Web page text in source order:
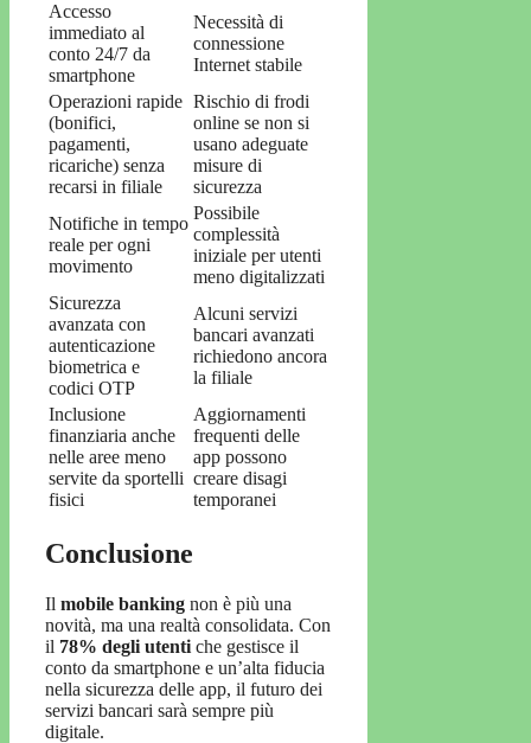
Accesso
immediato al
conto 24/7 da
smartphone
Necessità di
connessione
Internet stabile
Operazioni rapide
(bonifici,
pagamenti,
ricariche) senza
recarsi in filiale
Rischio di frodi
online se non si
usano adeguate
misure di
sicurezza
Notifiche in tempo
reale per ogni
movimento
Possibile
complessità
iniziale per utenti
meno digitalizzati
Sicurezza
avanzata con
autenticazione
biometrica e
codici OTP
Alcuni servizi
bancari avanzati
richiedono ancora
la filiale
Inclusione
finanziaria anche
nelle aree meno
servite da sportelli
fisici
Aggiornamenti
frequenti delle
app possono
creare disagi
temporanei
Conclusione
Il mobile banking non è più una
novità, ma una realtà consolidata. Con
il 78% degli utenti che gestisce il
conto da smartphone e un’alta fiducia
nella sicurezza delle app, il futuro dei
servizi bancari sarà sempre più
digitale.